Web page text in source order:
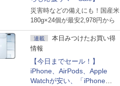
災害時などの備えにも！国産米
180g×24個が最安2,978円から
連載
本日みつけたお買い得
情報
【今日までセール！】
iPhone、AirPods、Apple
Watchが安い、「iPhone